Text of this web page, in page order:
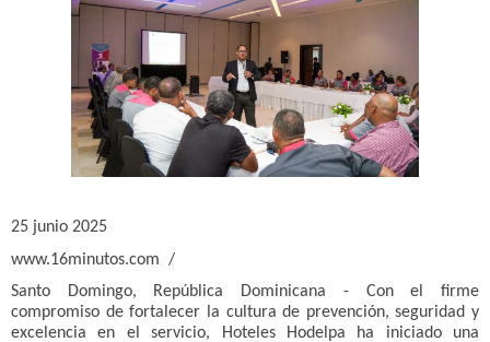
25 junio 2025
www.16minutos.com /
Santo Domingo, República Dominicana - Con el firme
compromiso de fortalecer la cultura de prevención, seguridad y
excelencia en el servicio, Hoteles Hodelpa ha iniciado una